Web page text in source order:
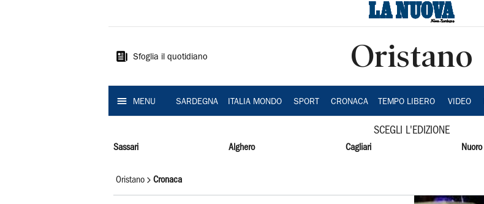
Sardegna
Sfoglia il quotidiano Oristano
MENU SARDEGNA ITALIA MONDO SPORT CRONACA TEMPO LIBERO VIDEO
SCEGLI L'EDIZIONE
Sassari Alghero Cagliari Nuoro
Oristano Cronaca